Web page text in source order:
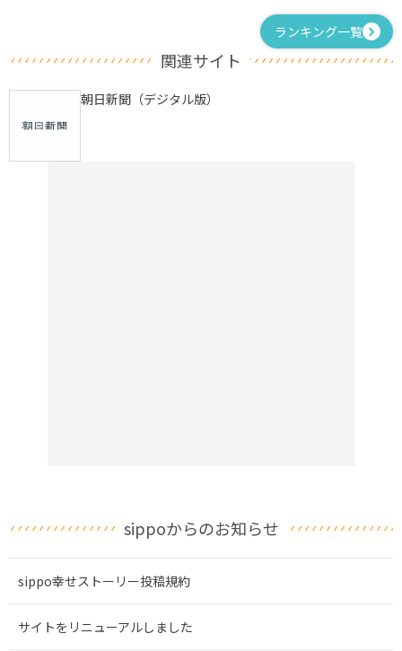
ランキング一覧
関連サイト
朝日新聞（デジタル版）
sippoからのお知らせ
sippo幸せストーリー投稿規約
サイトをリニューアルしました